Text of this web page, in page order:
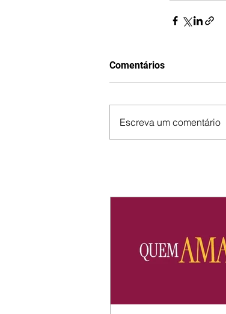
Comentários
Escreva um comentário